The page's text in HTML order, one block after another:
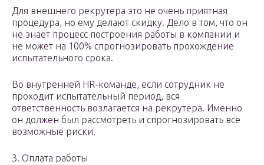
Для внешнего рекрутера это не очень приятная
процедура, но ему делают скидку. Дело в том, что он
не знает процесс построения работы в компании и
не может на 100% спрогнозировать прохождение
испытательного срока.
Во внутренней HR-команде, если сотрудник не
проходит испытательный период, вся
ответственность возлагается на рекрутера. Именно
он должен был рассмотреть и спрогнозировать все
возможные риски.
3. Оплата работы